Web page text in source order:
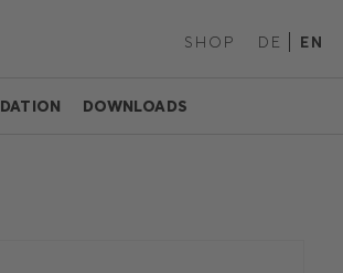
SHOP DE EN
DOWNLOADS